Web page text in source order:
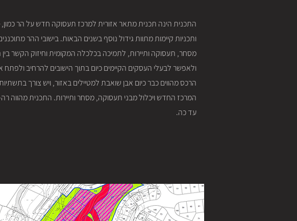
התכנית הינה תכנית מתאר אזורית למרכז תעסוקה חדש על הר כמון,
ותכניות קיימות מתוות גידול נוסף בשנים הבאות. בישובי ההר
מסחר, תעסוקה ותיירות, לתמיכה בכלכלה המקומית וחיזוק הקשר
ולאפשר לבעלי העסקים הקיימים כיום בתוך הישובים להרחיב ולפתח
הרכס מהווים כבר כיום אבן שואבת למטיילים באזור, ויש צורך
עד כה.